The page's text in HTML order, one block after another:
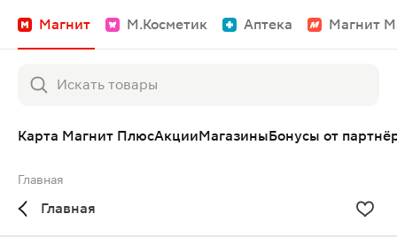
Магнит М.Косметик Аптека Магнит
Карта Магнит ПлюсАкцииМагазиныБонусы от
Главная
Главная